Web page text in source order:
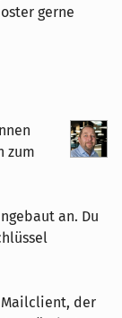
gerne
zum
an. Du
der